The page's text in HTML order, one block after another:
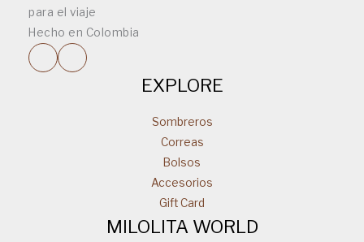
para el viaje
Hecho en Colombia
EXPLORE
Sombreros
Correas
Bolsos
Accesorios
Gift Card
MILOLITA WORLD